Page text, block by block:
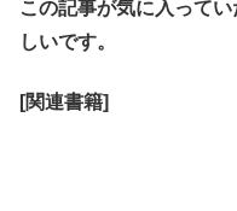
この記事が気に入って
しいです。
[関連書籍]